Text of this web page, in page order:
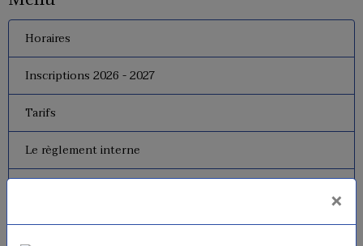
Horaires
Inscriptions 2026 - 2027
Tarifs
Le règlement interne
Dates de fermeture
×